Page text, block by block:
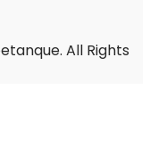
All Rights